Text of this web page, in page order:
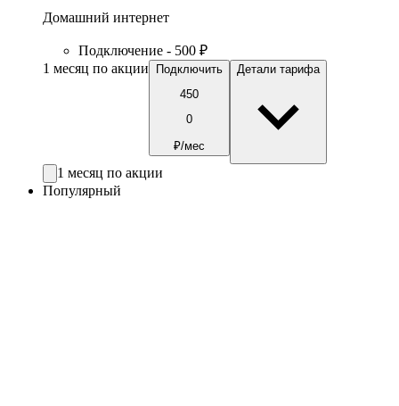
Домашний интернет
Подключение - 500 ₽
1 месяц по акции
Подключить
450
0
₽/мес
Детали тарифа
1 месяц по акции
Популярный